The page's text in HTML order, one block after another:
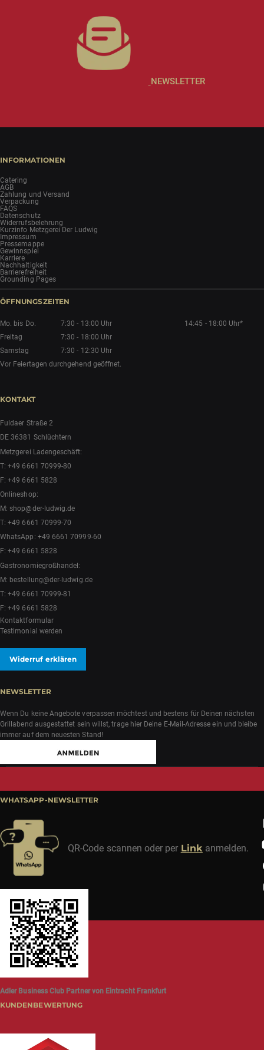
NEWSLETTER
INFORMATIONEN
Catering
AGB
Zahlung und Versand
Verpackung
FAQS
Datenschutz
Widerrufsbelehrung
Kurzinfo Metzgerei Der Ludwig
Impressum
Pressemappe
Gewinnspiel
Karriere
Nachhaltigkeit
Barrierefreiheit
Grounding Pages
ÖFFNUNGSZEITEN
Mo. bis Do. 7:30 - 13:00 Uhr
14:45 - 18:00 Uhr*
Freitag
7:30 - 18:00 Uhr
Samstag
7:30 - 12:30 Uhr
Vor Feiertagen durchgehend geöffnet.
KONTAKT
Fuldaer Straße 2
DE 36381 Schlüchtern
Metzgerei Ladengeschäft:
T:+49 6661 70999-80
F: +49 6661 5828
Onlineshop:
M:shop@der-ludwig.de
T:+49 6661 70999-70
WhatsApp: +49 6661 70999-60
F: +49 6661 5828
Gastronomiegroßhandel:
M: bestellung@der-ludwig.de
T:+49 6661 70999-81
F: +49 6661 5828
Kontaktformular
Testimonial werden
Widerruf erklären
NEWSLETTER
Wenn Du keine Angebote verpassen möchtest und bestens für Deinen nächsten
Grillabend ausgestattet sein willst, trage hier Deine E-Mail-Adresse ein und bleibe
immer auf dem neuesten Stand!
WHATSAPP-NEWSLETTER
QR-Code scannen oder per Linkanmelden.
Adler Business Club Partner von Eintracht Frankfurt
KUNDENBEWERTUNG